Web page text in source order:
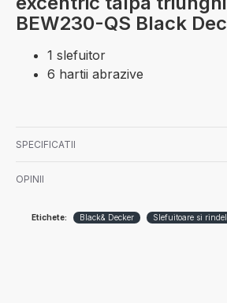
BEW230-QS Black
1 slefuitor
6 hartii abrazive
SPECIFICATII
OPINII
Etichete: Black& Decker Slefuitoare si